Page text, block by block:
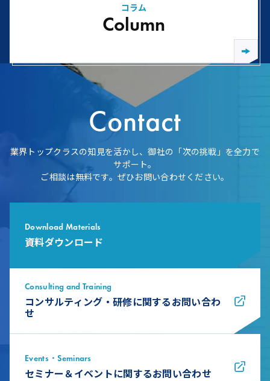
コラム
Column
Contact
業界トップクラスの知見を活かし、御社の「次の挑戦」を全力で
サポート。
ご相談は無料です。ぜひお問い合わせください。
Download Materials
資料ダウンロード
Consulting and Training
コンサルティング・研修に関するお問い合わ
せ
Events・Seminars
セミナー＆イベントに関するお問い合わせ